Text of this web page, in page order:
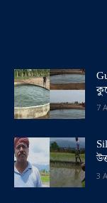
7
3